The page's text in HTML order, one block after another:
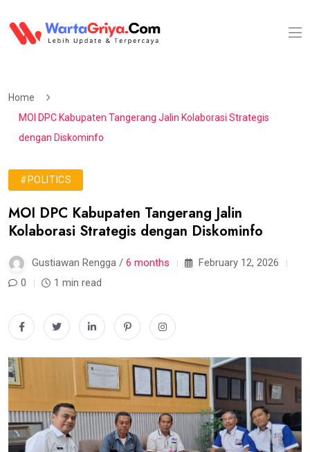
Home
MOI DPC Kabupaten Tangerang Jalin Kolaborasi Strategis
dengan Diskominfo
#POLITICS
MOI DPC Kabupaten Tangerang Jalin
Kolaborasi Strategis dengan Diskominfo
Gustiawan Rengga / 6 months
February 12, 2026
0
1 min read